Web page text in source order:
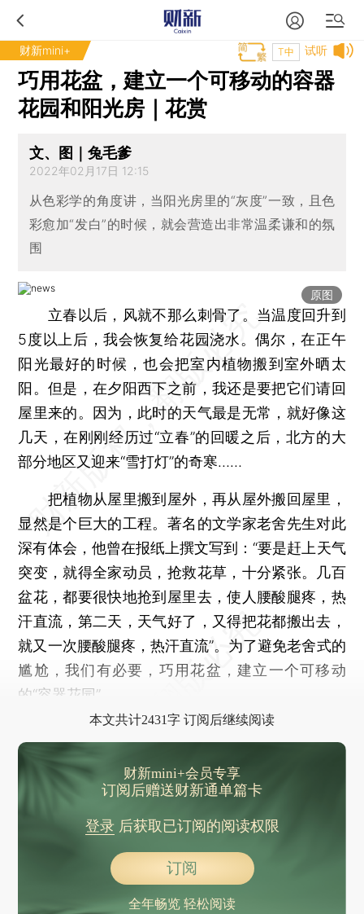
财新mini+ 试听
T中
巧用花盆，建立一个可移动的容器
花园和阳光房｜花赏
文、图｜兔毛爹
2022年02月17日 12:15
从色彩学的角度讲，当阳光房里的“灰度”一致，且色
彩愈加“发白”的时候，就会营造出非常温柔谦和的氛
围
原图
立春以后，风就不那么刺骨了。当温度回升到
5度以上后，我会恢复给花园浇水。偶尔，在正午
阳光最好的时候，也会把室内植物搬到室外晒太
阳。但是，在夕阳西下之前，我还是要把它们请回
屋里来的。因为，此时的天气最是无常，就好像这
几天，在刚刚经历过“立春”的回暖之后，北方的大
部分地区又迎来“雪打灯”的奇寒……
把植物从屋里搬到屋外，再从屋外搬回屋里，
显然是个巨大的工程。著名的文学家老舍先生对此
深有体会，他曾在报纸上撰文写到：“要是赶上天气
突变，就得全家动员，抢救花草，十分紧张。几百
盆花，都要很快地抢到屋里去，使人腰酸腿疼，热
汗直流，第二天，天气好了，又得把花都搬出去，
就又一次腰酸腿疼，热汗直流”。为了避免老舍式的
尴尬，我们有必要，巧用花盆，建立一个可移动
的“容器花园”。
本文共计2431字 订阅后继续阅读
财新mini+会员专享
订阅后赠送财新通单篇卡
登录后获取已订阅的阅读权限
订阅
全年畅览 轻松阅读